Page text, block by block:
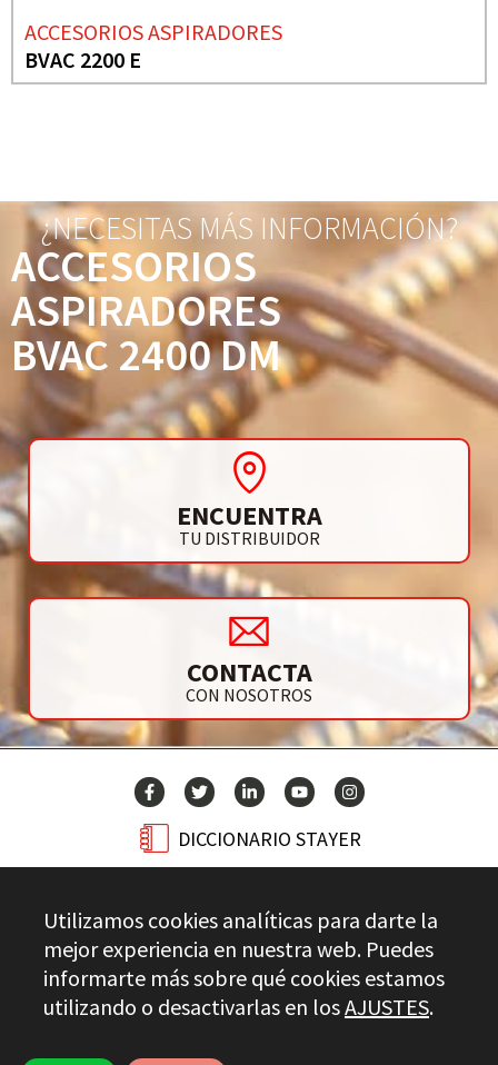
ACCESORIOS ASPIRADORES
BVAC 2200 E
¿NECESITAS MÁS INFORMACIÓN?
ACCESORIOS
ASPIRADORES
BVAC 2400 DM
ENCUENTRA
TU DISTRIBUIDOR
CONTACTA
CON NOSOTROS
DICCIONARIO STAYER
CONTACTO
Stayer.es © 2026
Utilizamos cookies analíticas para darte la
mejor experiencia en nuestra web. Puedes
informarte más sobre qué cookies estamos
utilizando o desactivarlas en losAJUSTES.